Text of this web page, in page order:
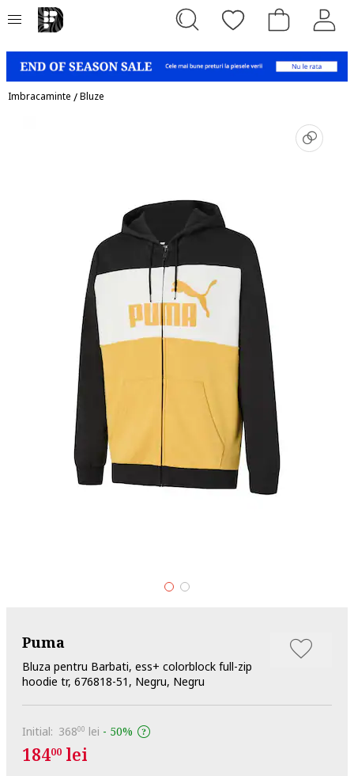
Imbracaminte /Bluze
Puma
Bluza pentru Barbati, ess+ colorblock full-zip
hoodie tr, 676818-51, Negru, Negru
Initial: 36800 lei - 50%
18400 lei